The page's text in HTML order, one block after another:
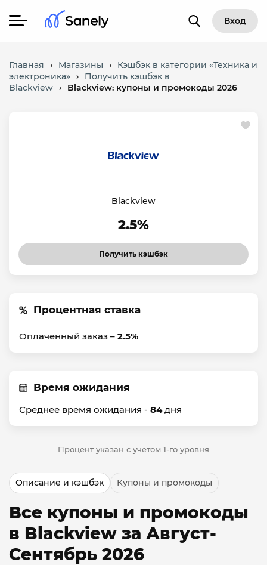
Вход
Главная › Магазины ›
Кэшбэк в категории «Техника и
электроника» ›
Получить кэшбэк в
Blackview › Blackview: купоны и промокоды 2026
Blackview
2.5%
Получить кэшбэк
Процентная ставка
Оплаченный заказ – 2.5%
Время ожидания
Среднее время ожидания - 84дня
Процент указан с учетом 1-го уровня
Описание и кэшбэк Купоны и промокоды
Все купоны и промокоды
в Blackview за Август-
Сентябрь 2026